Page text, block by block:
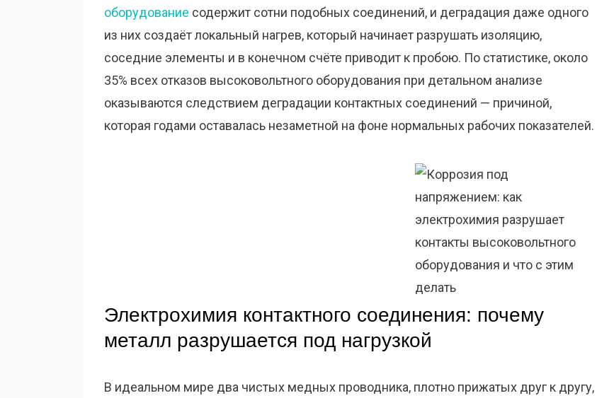
оборудование содержит сотни подобных соединений, и деградация даже одного
из них создаёт локальный нагрев, который начинает разрушать изоляцию,
соседние элементы и в конечном счёте приводит к пробою. По статистике, около
35% всех отказов высоковольтного оборудования при детальном анализе
оказываются следствием деградации контактных соединений — причиной,
которая годами оставалась незаметной на фоне нормальных рабочих показателей.
Электрохимия контактного соединения: почему
металл разрушается под нагрузкой
В идеальном мире два чистых медных проводника, плотно прижатых друг к другу,